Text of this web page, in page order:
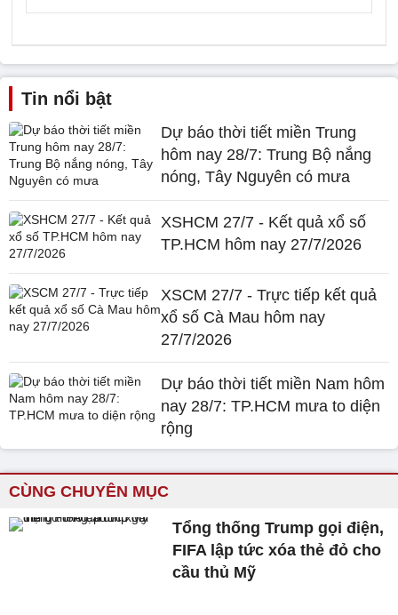
Tin nổi bật
Dự báo thời tiết miền Trung
hôm nay 28/7: Trung Bộ nắng
nóng, Tây Nguyên có mưa
XSHCM 27/7 - Kết quả xổ số
TP.HCM hôm nay 27/7/2026
XSCM 27/7 - Trực tiếp kết quả
xổ số Cà Mau hôm nay
27/7/2026
Dự báo thời tiết miền Nam hôm
nay 28/7: TP.HCM mưa to diện
rộng
CÙNG CHUYÊN MỤC
Tổng thống Trump gọi điện,
FIFA lập tức xóa thẻ đỏ cho
cầu thủ Mỹ